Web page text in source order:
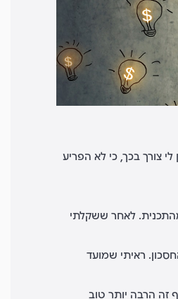
צורך בכך, כי לא הפריע
מהתכנית. לאחר ששקלתי
ראיתי שמועד
תשואה על הכסף זה הרבה יותר טוב